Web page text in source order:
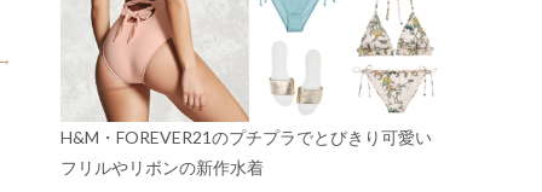
H&M・FOREVER21のプチプラでとびきり可愛い
フリルやリボンの新作水着